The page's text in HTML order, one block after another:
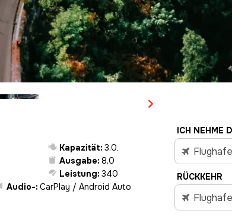
Kapazität: 3.0,
Ausgabe: 8,0
Leistung: 340
Audio-: CarPlay / Android Auto
ICH NEHME
RÜCKKEHR